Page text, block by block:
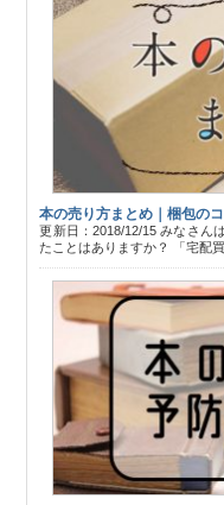
本の売り方まとめ｜梱包の
更新日：2018/12/15 みなさん
たことはありますか？ 「宅配